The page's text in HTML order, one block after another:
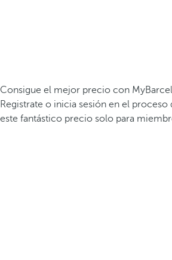
Consigue el mejor precio con
Registrate o inicia sesión en el
este fantástico precio solo para